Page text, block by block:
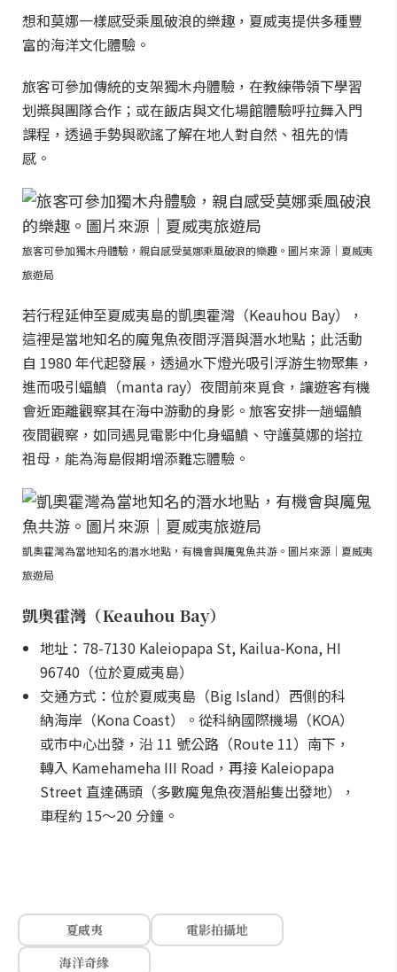
想和莫娜一樣感受乘風破浪的樂趣，夏威夷提供多種豐
富的海洋文化體驗。
旅客可參加傳統的支架獨木舟體驗，在教練帶領下學習
划槳與團隊合作；或在飯店與文化場館體驗呼拉舞入門
課程，透過手勢與歌謠了解在地人對自然、祖先的情
感。
旅客可參加獨木舟體驗，親自感受莫娜乘風破浪的樂趣。圖片來源｜夏威夷
旅遊局
若行程延伸至夏威夷島的凱奧霍灣（Keauhou Bay），
這裡是當地知名的魔鬼魚夜間浮潛與潛水地點；此活動
自 1980 年代起發展，透過水下燈光吸引浮游生物聚集，
進而吸引蝠鱝（manta ray）夜間前來覓食，讓遊客有機
會近距離觀察其在海中游動的身影。旅客安排一趟蝠鱝
夜間觀察，如同遇見電影中化身蝠鱝、守護莫娜的塔拉
祖母，能為海島假期增添難忘體驗。
凱奧霍灣為當地知名的潛水地點，有機會與魔鬼魚共游。圖片來源｜夏威夷
旅遊局
凱奧霍灣（Keauhou Bay）
地址：78-7130 Kaleiopapa St, Kailua-Kona, HI
96740（位於夏威夷島）
交通方式：位於夏威夷島（Big Island）西側的科
納海岸（Kona Coast）。從科納國際機場（KOA）
或市中心出發，沿 11 號公路（Route 11）南下，
轉入 Kamehameha III Road，再接 Kaleiopapa
Street 直達碼頭（多數魔鬼魚夜潛船隻出發地），
車程約 15～20 分鐘。
夏威夷
電影拍攝地
海洋奇緣